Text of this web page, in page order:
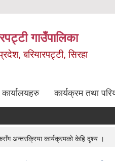
गाउँपालिका
बरियारपट्टी, सिरहा
कार्यक्रम तथा
अन्तरक्रिया कार्यक्रमकाे केहि दृश्य ।